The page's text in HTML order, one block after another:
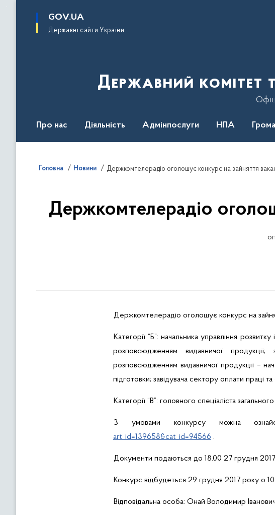
основного
GOV.UA
Державні сайти України
Державний комітет
Про нас Діяльність Адмінпослуги НПА
Головна Новини Держкомтелерадіо оголошує конкурс на зайняття
Держкомтелерадіо
Держкомтелерадіо оголошує конкурс на
Категорії “Б”: начальника управління
розповсюдженням видавничої
розповсюдженням видавничої продукції –
підготовки; завідувача сектору оплати праці
Категорії “В”: головного спеціаліста
З умовами конкурсу можна
art_id=139658&cat_id=94566 .
Документи подаються до 18.00 27 грудня
Конкурс відбудеться 29 грудня 2017 року о
Відповідальна особа: Онай Володимир